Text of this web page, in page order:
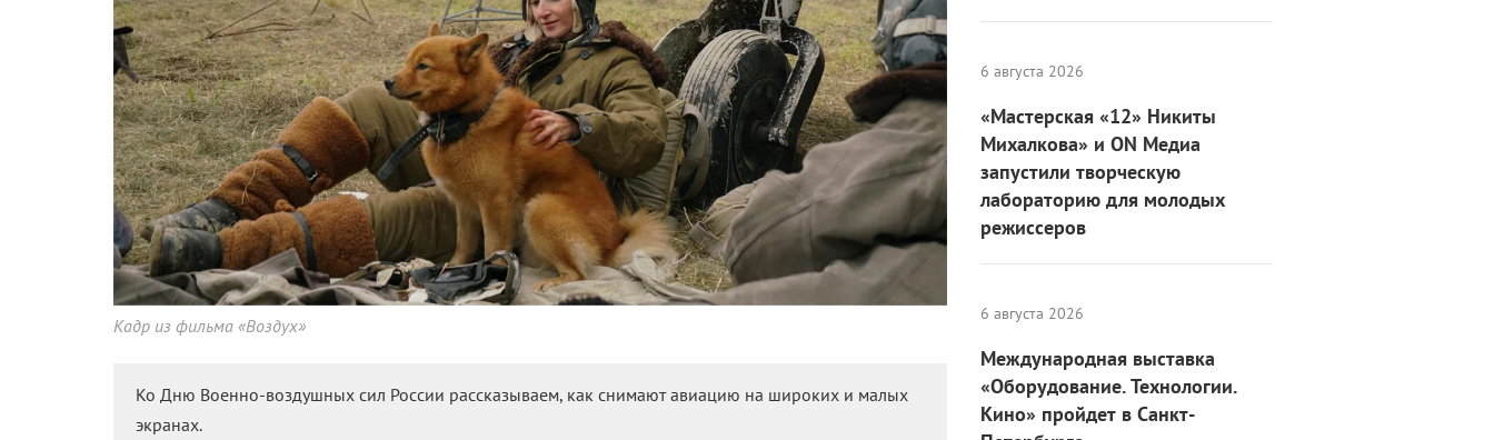
Кадр из фильма «Воздух»
Ко Дню Военно-воздушных сил России рассказываем, как снимают авиацию на широких и малых
экранах.
6 августа 2026
«Мастерская «12» Никиты
Михалкова» и ON Медиа
запустили творческую
лабораторию для молодых
режиссеров
6 августа 2026
Международная выставка
«Оборудование. Технологии.
Кино» пройдет в Санкт-